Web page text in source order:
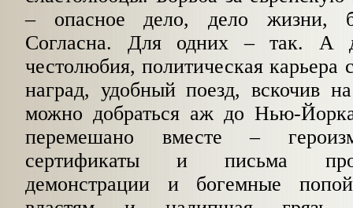
– опасное дело, дело жизни,
Согласна. Для одних – так. А
честолюбия, политическая карьера
наград, удобный поезд, вскочив
можно добраться аж до Нью-
перемешано вместе –
сертификаты и письма
демонстрации и богемные